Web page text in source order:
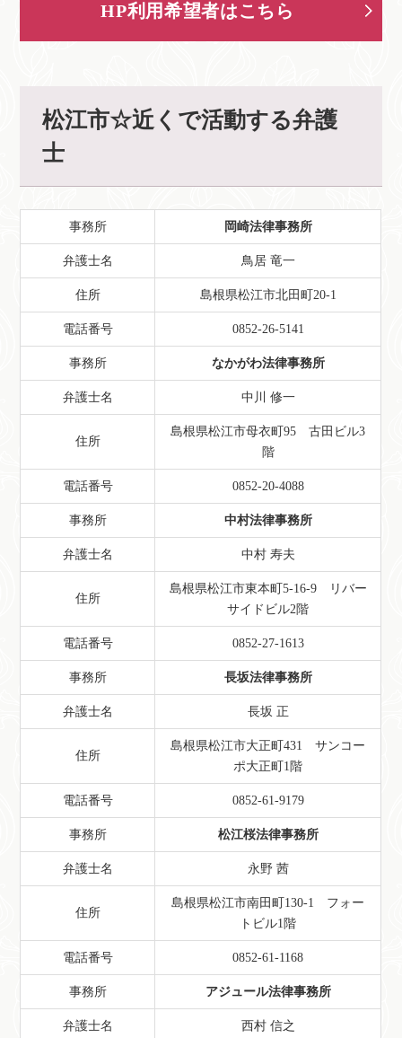
HP利用希望者はこちら
松江市☆近くで活動する弁護
士
事務所 岡崎法律事務所
弁護士名 鳥居 竜一
住所 島根県松江市北田町20-1
電話番号 0852-26-5141
事務所 なかがわ法律事務所
弁護士名 中川 修一
住所
島根県松江市母衣町95 古田ビル3
階
電話番号 0852-20-4088
事務所 中村法律事務所
弁護士名 中村 寿夫
住所
島根県松江市東本町5-16-9 リバー
サイドビル2階
電話番号 0852-27-1613
事務所 長坂法律事務所
弁護士名 長坂 正
住所
島根県松江市大正町431 サンコー
ポ大正町1階
電話番号 0852-61-9179
事務所 松江桜法律事務所
弁護士名 永野 茜
住所
島根県松江市南田町130-1 フォー
トビル1階
電話番号 0852-61-1168
事務所 アジュール法律事務所
弁護士名 西村 信之